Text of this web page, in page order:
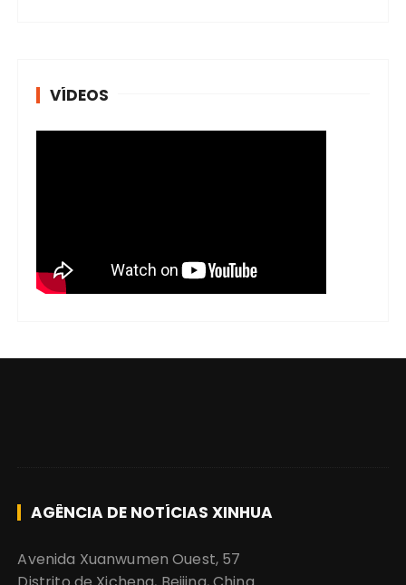
VÍDEOS
AGÊNCIA DE NOTÍCIAS XINHUA
Avenida Xuanwumen Ouest, 57